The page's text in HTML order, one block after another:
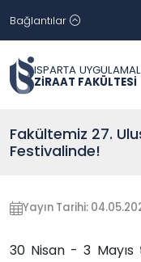
Bağlantılar
ISPARTA
ZİRAAT FAKÜLTESİ
Fakültemiz 27.
Festivalinde!
Yayın Tarihi:
30 Nisan - 3 Mayıs